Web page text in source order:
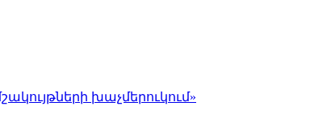
խաչմերուկում»